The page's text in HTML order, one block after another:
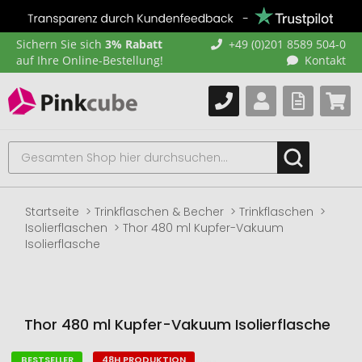
Sichern Sie sich 3% Rabatt
auf Ihre Online-Bestellung!
+49 (0)201 8589 504-0
Kontakt
Startseite Trinkflaschen & Becher
Trinkflaschen
Isolierflaschen
Thor 480 ml Kupfer-Vakuum
Isolierflasche
Thor 480 ml Kupfer-Vakuum Isolierflasche
BESTSELLER 48H PRODUKTION